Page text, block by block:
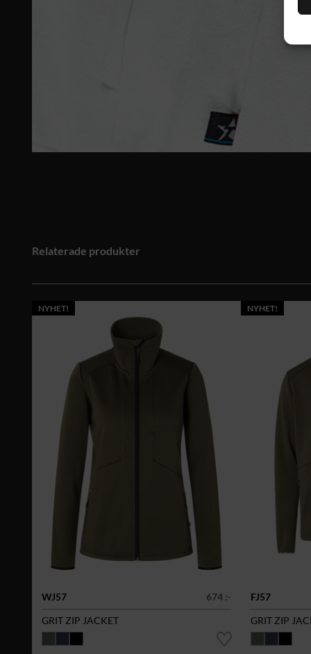
Relaterade produkter
NYHET!
WJ57
674 :-
GRIT ZIP JACKET
NYHET!
FJ57
GRIT ZIP